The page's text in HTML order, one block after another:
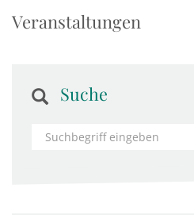
Veranstaltungen
Suche